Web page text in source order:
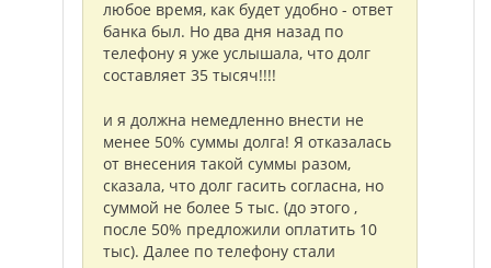
любое время, как будет удобно - ответ
банка был. Но два дня назад по
телефону я уже услышала, что долг
составляет 35 тысяч!!!!
и я должна немедленно внести не
менее 50% суммы долга! Я отказалась
от внесения такой суммы разом,
сказала, что долг гасить согласна, но
суммой не более 5 тыс. (до этого ,
после 50% предложили оплатить 10
тыс). Далее по телефону стали